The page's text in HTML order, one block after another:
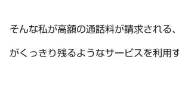
そんな私が高額の通話料が請求される
がくっきり残るようなサービスを利用